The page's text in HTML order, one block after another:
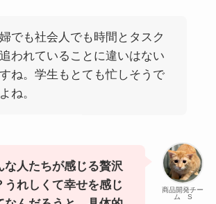
でも社会人でも時間とタスク
われていることに違いはない
ね。学生もとても忙しそうで
ね。
商品開発チー
ム S
な人たちが感じる贅沢
うれしくて幸せを感じ